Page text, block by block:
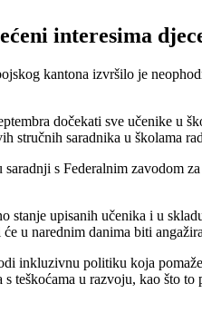
interesima
kantona izvršilo je
dočekati sve učenike u
stručnih saradnika u školama
s Federalnim zavodom
stanje upisanih učenika i u
u narednim danima biti
inkluzivnu politiku koja
teškoćama u razvoju, kao što